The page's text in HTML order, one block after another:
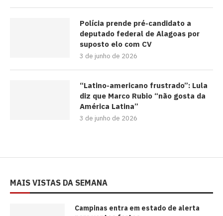
Polícia prende pré-candidato a
deputado federal de Alagoas por
suposto elo com CV
3 de junho de 2026
“Latino-americano frustrado”: Lula
diz que Marco Rubio “não gosta da
América Latina”
3 de junho de 2026
MAIS VISTAS DA SEMANA
Campinas entra em estado de alerta